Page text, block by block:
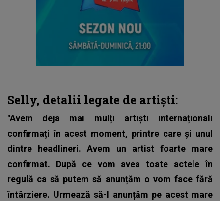
Selly, detalii legate de artiști:
"Avem deja mai mulți artiști internaționali
confirmați în acest moment, printre care și unul
dintre headlineri. Avem un artist foarte mare
confirmat. După ce vom avea toate actele în
regulă ca să putem să anunțăm o vom face fără
întârziere. Urmează să-l anunțăm pe acest mare